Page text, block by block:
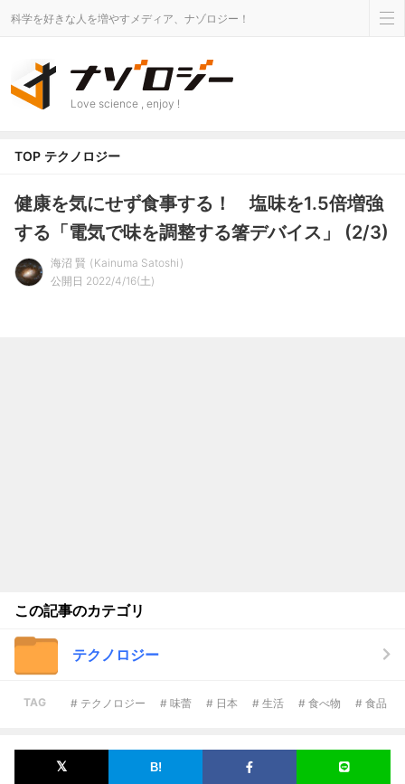
科学を好きな人を増やすメディア、ナゾロジー！
Love science , enjoy !
TOP テクノロジー
健康を気にせず食事する！ 塩味を1.5倍増強
する「電気で味を調整する箸デバイス」 (2/3)
海沼 賢
Kainuma Satoshi
公開日 2022/4/16(土)
この記事のカテゴリ
テクノロジー
TAG # テクノロジー # 味蕾 # 日本 # 生活 # 食べ物 # 食品